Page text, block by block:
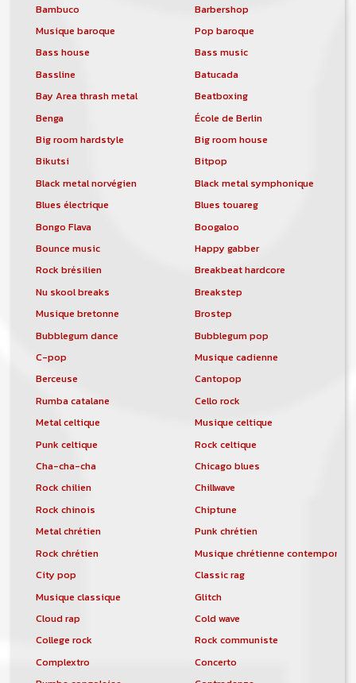
Bambuco
Barbershop
Musique baroque
Pop baroque
Bass house
Bass music
Bassline
Batucada
Bay Area thrash metal
Beatboxing
Benga
École de Berlin
Big room hardstyle
Big room house
Bikutsi
Bitpop
Black metal norvégien
Black metal symphonique
Blues électrique
Blues touareg
Bongo Flava
Boogaloo
Bounce music
Happy gabber
Rock brésilien
Breakbeat hardcore
Nu skool breaks
Breakstep
Musique bretonne
Brostep
Bubblegum dance
Bubblegum pop
C-pop
Musique cadienne
Berceuse
Cantopop
Rumba catalane
Cello rock
Metal celtique
Musique celtique
Punk celtique
Rock celtique
Cha-cha-cha
Chicago blues
Rock chilien
Chillwave
Rock chinois
Chiptune
Metal chrétien
Punk chrétien
Rock chrétien
Musique chrétienne
City pop
Classic rag
Musique classique
Glitch
Cloud rap
Cold wave
College rock
Rock communiste
Complextro
Concerto